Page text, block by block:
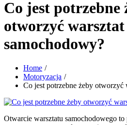
Co jest potrzebne
otworzyć warsztat
samochodowy?
Home
Motoryzacja
Co jest potrzebne żeby otworzyć
Otwarcie warsztatu samochodowego